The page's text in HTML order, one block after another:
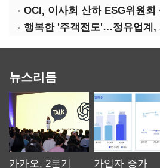
OCI, 이사회 산하 ESG위원회
행복한 '주객전도'…정유업계,
뉴스리듬
카카오, 2분기
가입자 증가